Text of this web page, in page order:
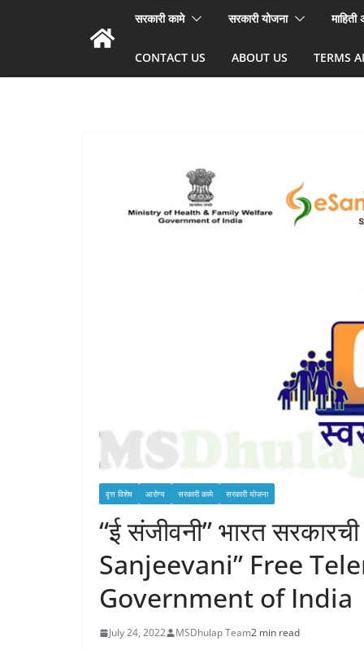
सरकारी कामे सरकारी योजना माहिती
CONTACT US ABOUT US TERMS
वृत्त विशेष आरोग्य सरकारी कामे सरकारी योजना
“ई संजीवनी” भारत
Sanjeevani” Free
Government of India
July 24, 2022 MSDhulap Team2 min read